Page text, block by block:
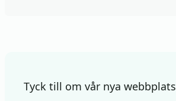
Tyck till om vår nya webbplats